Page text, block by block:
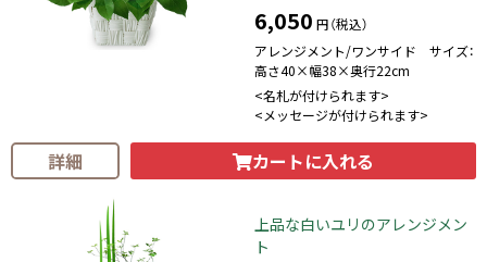
6,050 円（税込）
アレンジメント/ワンサイド サイズ：
高さ40×幅38×奥行22cm
<名札が付けられます>
<メッセージが付けられます>
詳細 カートに入れる
上品な白いユリのアレンジメン
ト